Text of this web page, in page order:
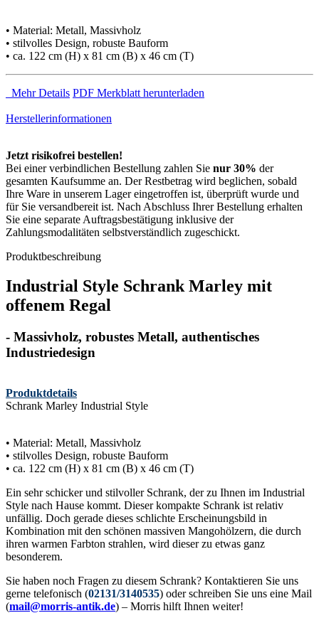
• Material: Metall, Massivholz
• stilvolles Design, robuste Bauform
• ca. 122 cm (H) x 81 cm (B) x 46 cm (T)
Mehr Details PDF Merkblatt herunterladen
Herstellerinformationen
Jetzt risikofrei bestellen!
Bei einer verbindlichen Bestellung zahlen Sie nur 30% der
gesamten Kaufsumme an. Der Restbetrag wird beglichen, sobald
Ihre Ware in unserem Lager eingetroffen ist, überprüft wurde und
für Sie versandbereit ist. Nach Abschluss Ihrer Bestellung erhalten
Sie eine separate Auftragsbestätigung inklusive der
Zahlungsmodalitäten selbstverständlich zugeschickt.
Produktbeschreibung
Industrial Style Schrank Marley mit
offenem Regal
- Massivholz, robustes Metall, authentisches
Industriedesign
Produktdetails
Schrank Marley Industrial Style
• Material: Metall, Massivholz
• stilvolles Design, robuste Bauform
• ca. 122 cm (H) x 81 cm (B) x 46 cm (T)
Ein sehr schicker und stilvoller Schrank, der zu Ihnen im Industrial
Style nach Hause kommt. Dieser kompakte Schrank ist relativ
unfällig. Doch gerade dieses schlichte Erscheinungsbild in
Kombination mit den schönen massiven Mangohölzern, die durch
ihren warmen Farbton strahlen, wird dieser zu etwas ganz
besonderem.
Sie haben noch Fragen zu diesem Schrank? Kontaktieren Sie uns
gerne telefonisch (02131/3140535) oder schreiben Sie uns eine Mail
(mail@morris-antik.de) – Morris hilft Ihnen weiter!